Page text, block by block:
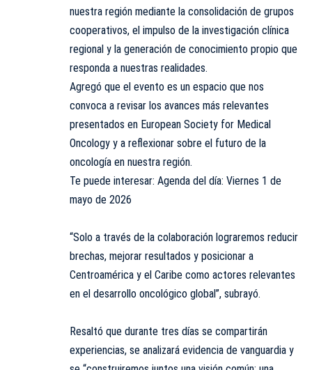
nuestra región mediante la consolidación de grupos
cooperativos, el impulso de la investigación clínica
regional y la generación de conocimiento propio que
responda a nuestras realidades.
Agregó que el evento es un espacio que nos
convoca a revisar los avances más relevantes
presentados en European Society for Medical
Oncology y a reflexionar sobre el futuro de la
oncología en nuestra región.
Te puede interesar: Agenda del día: Viernes 1 de
mayo de 2026
“Solo a través de la colaboración lograremos reducir
brechas, mejorar resultados y posicionar a
Centroamérica y el Caribe como actores relevantes
en el desarrollo oncológico global”, subrayó.
Resaltó que durante tres días se compartirán
experiencias, se analizará evidencia de vanguardia y